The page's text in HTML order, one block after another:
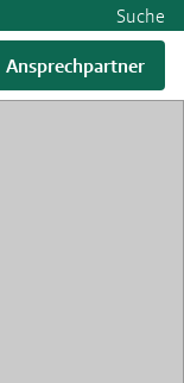
Suche
Ansprechpartner